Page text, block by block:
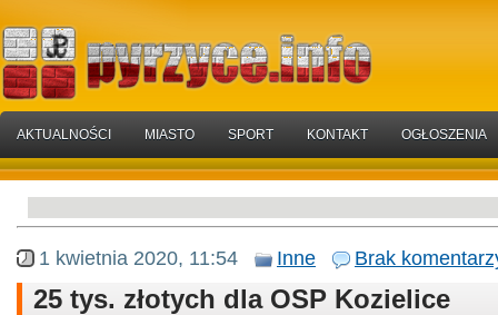
AKTUALNOŚCI MIASTO SPORT KONTAKT OGŁOSZENIA
1 kwietnia 2020, 11:54 Inne Brak
25 tys. złotych dla OSP Kozielice